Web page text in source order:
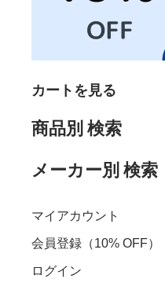
カートを見る
商品別 検索
メーカー別 検索
マイアカウント
会員登録（10% OFF）
ログイン